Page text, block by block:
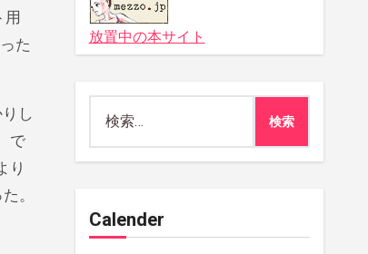
た
し
で
り
。
放置中の本サイト
Calender